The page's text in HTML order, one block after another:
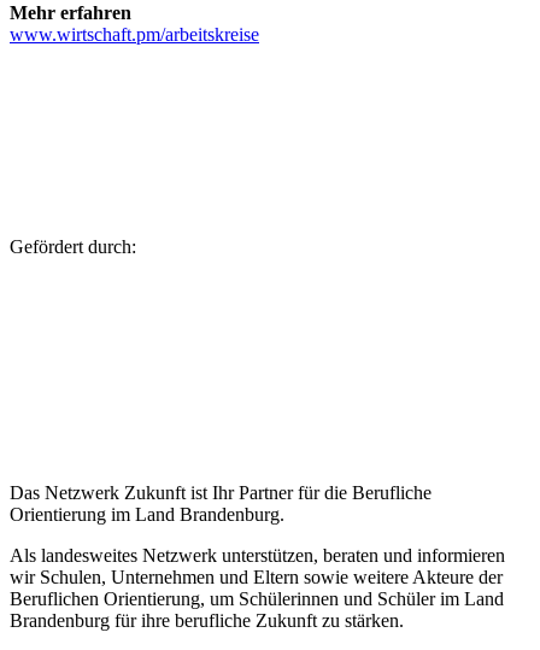
Mehr erfahren
www.wirtschaft.pm/arbeitskreise
Gefördert durch:
Das Netzwerk Zukunft ist Ihr Partner für die Berufliche
Orientierung im Land Brandenburg.
Als landesweites Netzwerk unterstützen, beraten und informieren
wir Schulen, Unternehmen und Eltern sowie weitere Akteure der
Beruflichen Orientierung, um Schülerinnen und Schüler im Land
Brandenburg für ihre berufliche Zukunft zu stärken.